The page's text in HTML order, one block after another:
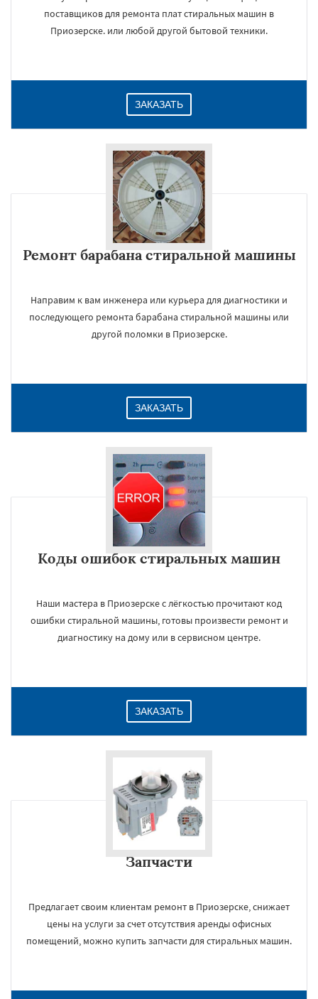
поставщиков для ремонта плат стиральных машин в
Приозерске. или любой другой бытовой техники.
ЗАКАЗАТЬ
Ремонт барабана стиральной машины
Направим к вам инженера или курьера для диагностики и
последующего ремонта барабана стиральной машины или
другой поломки в Приозерске.
ЗАКАЗАТЬ
Коды ошибок стиральных машин
Наши мастера в Приозерске с лёгкостью прочитают код
ошибки стиральной машины, готовы произвести ремонт и
диагностику на дому или в сервисном центре.
ЗАКАЗАТЬ
Запчасти
Предлагает своим клиентам ремонт в Приозерске, снижает
цены на услуги за счет отсутствия аренды офисных
помещений, можно купить запчасти для стиральных машин.